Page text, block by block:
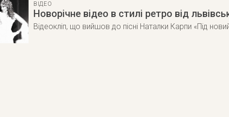
ВІДЕО
Новорічне відео в стилі ретро від
Відеокліп, що вийшов до пісні Наталки Карпи «Під